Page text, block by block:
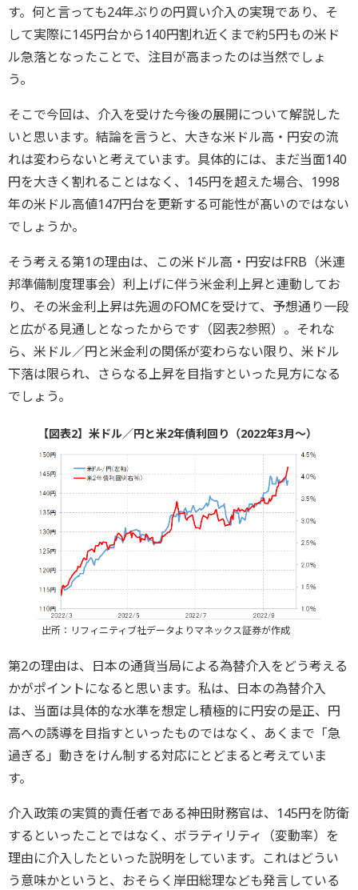
す。何と言っても24年ぶりの円買い介入の実現であり、そ
して実際に145円台から140円割れ近くまで約5円もの米ド
ル急落となったことで、注目が高まったのは当然でしょ
う。
そこで今回は、介入を受けた今後の展開について解説した
いと思います。結論を言うと、大きな米ドル高・円安の流
れは変わらないと考えています。具体的には、まだ当面140
円を大きく割れることはなく、145円を超えた場合、1998
年の米ドル高値147円台を更新する可能性が髙いのではない
でしょうか。
そう考える第1の理由は、この米ドル高・円安はFRB（米連
邦準備制度理事会）利上げに伴う米金利上昇と連動してお
り、その米金利上昇は先週のFOMCを受けて、予想通り一段
と広がる見通しとなったからです（図表2参照）。それな
ら、米ドル／円と米金利の関係が変わらない限り、米ドル
下落は限られ、さらなる上昇を目指すといった見方になる
でしょう。
【図表2】米ドル／円と米2年債利回り（2022年3月～）
出所：リフィニティブ社データよりマネックス証券が作成
第2の理由は、日本の通貨当局による為替介入をどう考える
かがポイントになると思います。私は、日本の為替介入
は、当面は具体的な水準を想定し積極的に円安の是正、円
高への誘導を目指すといったものではなく、あくまで「急
過ぎる」動きをけん制する対応にとどまると考えていま
す。
介入政策の実質的責任者である神田財務官は、145円を防衛
するといったことではなく、ボラティリティ（変動率）を
理由に介入したといった説明をしています。これはどうい
う意味かというと、おそらく岸田総理なども発言している